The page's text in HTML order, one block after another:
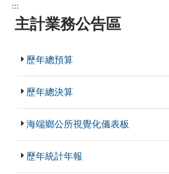
:::
主計業務公告區
歷年總預算
歷年總決算
海端鄉公所視覺化儀表板
歷年統計年報